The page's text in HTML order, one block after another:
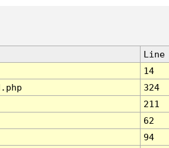
Line
14
324
211
62
94